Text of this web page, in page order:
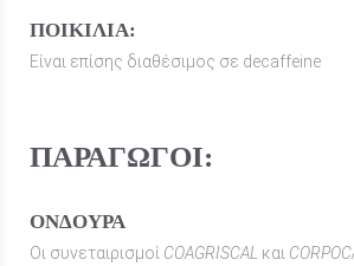
ΠΟΙΚΙΛΙΑ:
Είναι επίσης διαθέσιμος σε decaffeine
ΠΑΡΑΓΩΓΟΙ:
ΟΝΔΟΥΡΑ
Οι συνεταιρισμοί COAGRISCAL και